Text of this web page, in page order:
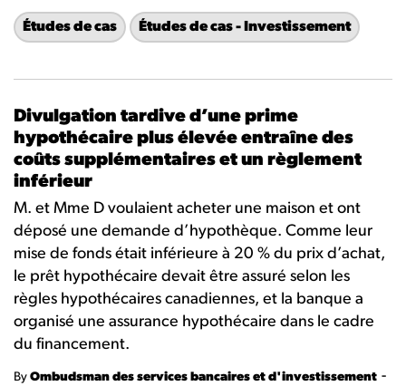
Études de cas Études de cas - Investissement
Divulgation tardive d’une prime
hypothécaire plus élevée entraîne des
coûts supplémentaires et un règlement
inférieur
M. et Mme D voulaient acheter une maison et ont
déposé une demande d’hypothèque. Comme leur
mise de fonds était inférieure à 20 % du prix d’achat,
le prêt hypothécaire devait être assuré selon les
règles hypothécaires canadiennes, et la banque a
organisé une assurance hypothécaire dans le cadre
du financement.
By Ombudsman des services bancaires et d'investissement -